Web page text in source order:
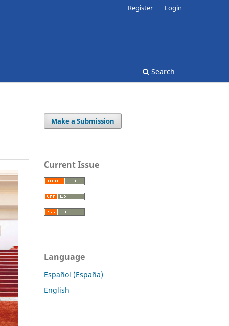
Search
Register Login
Make a Submission
Current Issue
Language
Español (España)
English